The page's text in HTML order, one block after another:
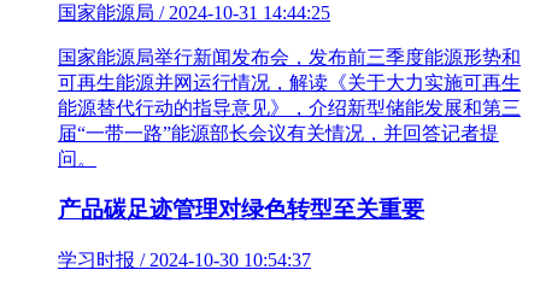
国家能源局 / 2024-10-31 14:44:25
国家能源局举行新闻发布会，发布前三季度能源形势和
可再生能源并网运行情况，解读《关于大力实施可再生
能源替代行动的指导意见》，介绍新型储能发展和第三
届“一带一路”能源部长会议有关情况，并回答记者提
问。
产品碳足迹管理对绿色转型至关重要
学习时报 / 2024-10-30 10:54:37